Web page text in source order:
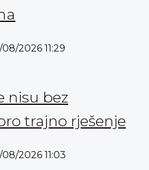
08/2026 11:29
nisu bez
trajno rješenje
08/2026 11:03